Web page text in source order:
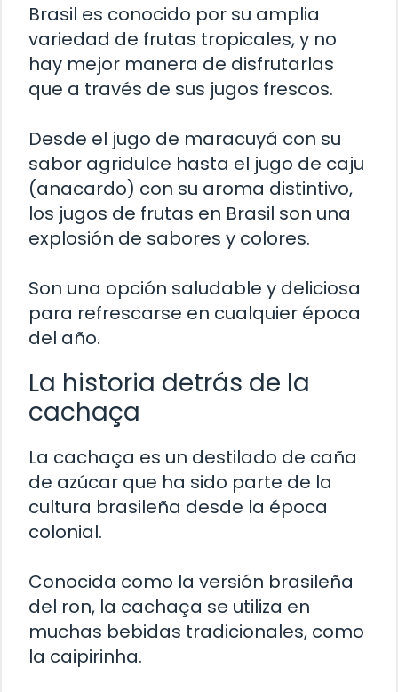
Brasil es conocido por su amplia
variedad de frutas tropicales, y no
hay mejor manera de disfrutarlas
que a través de sus jugos frescos.
Desde el jugo de maracuyá con su
sabor agridulce hasta el jugo de caju
(anacardo) con su aroma distintivo,
los jugos de frutas en Brasil son una
explosión de sabores y colores.
Son una opción saludable y deliciosa
para refrescarse en cualquier época
del año.
La historia detrás de la
cachaça
La cachaça es un destilado de caña
de azúcar que ha sido parte de la
cultura brasileña desde la época
colonial.
Conocida como la versión brasileña
del ron, la cachaça se utiliza en
muchas bebidas tradicionales, como
la caipirinha.